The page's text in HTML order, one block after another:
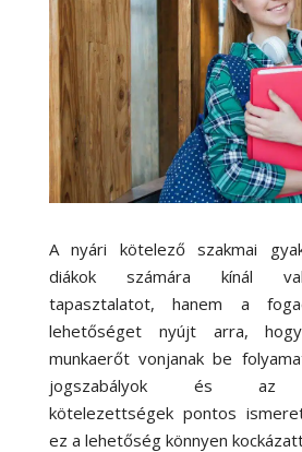
A nyári kötelező szakmai
diákok számára kínál
tapasztalatot, hanem a
lehetőséget nyújt arra,
munkaerőt vonjanak be
jogszabályok és az
kötelezettségek pontos
ez a lehetőség könnyen